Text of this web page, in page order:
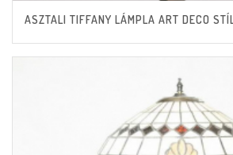
ASZTALI TIFFANY LÁMPLA ART DECO